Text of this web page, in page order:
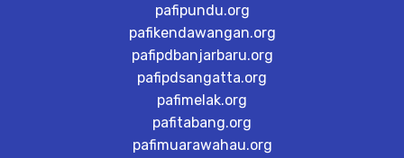
pafipundu.org
pafikendawangan.org
pafipdbanjarbaru.org
pafipdsangatta.org
pafimelak.org
pafitabang.org
pafimuarawahau.org